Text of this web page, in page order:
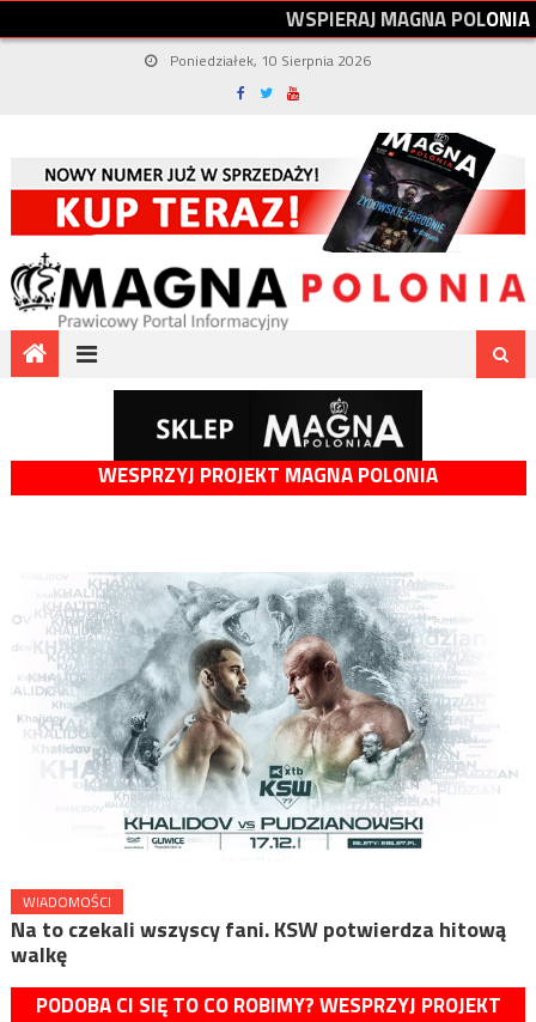
WSPIERAJMAGNAPOLONIA
Poniedziałek, 10 Sierpnia 2026
WESPRZYJ PROJEKT MAGNA POLONIA
WIADOMOŚCI
Na to czekali wszyscy fani. KSW potwierdza hitową
walkę
PODOBA CI SIĘ TO CO ROBIMY? WESPRZYJ PROJEKT